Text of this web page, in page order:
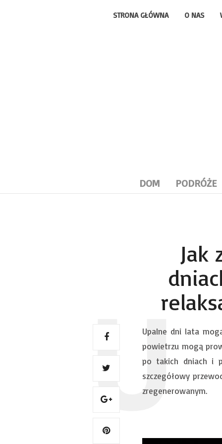
STRONA GŁÓWNA O NAS
DOM PODRÓŻE
Jak
Upalne dni lata
powietrzu mogą
po takich dniach i
szczegółowy
zregenerowanym.